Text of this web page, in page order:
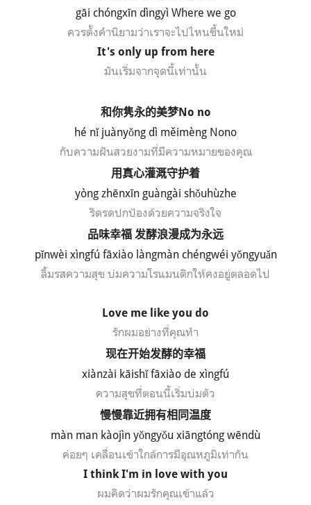
gāi chóngxīn dìngyì Where we go
ควรตั้งคำนิยามว่าเราจะไปไหนขึ้นใหม่
It's only up from here
มันเริ่มจากจุดนี้เท่านั้น
和你隽永的美梦No no
hé nǐ juànyǒng dì měimèng Nono
กับความฝันสวยงามที่มีความหมายของคุณ
用真心灌溉守护着
yòng zhēnxīn guàngài shǒuhùzhe
ริดรดปกป้องด้วยความจริงใจ
品味幸福 发酵浪漫成为永远
pǐnwèi xìngfú fāxiào làngmàn chéngwéi yǒngyuǎn
ลิ้มรสความสุข บ่มความโรแมนติกให้คงอยู่ตลอดไป
Love me like you do
รักผมอย่างที่คุณทำ
现在开始发酵的幸福
xiànzài kāishǐ fāxiào de xìngfú
ความสุขที่ตอนนี้เริ่มบ่มตัว
慢慢靠近拥有相同温度
màn man kàojìn yǒngyǒu xiāngtóng wēndù
ค่อยๆ เคลื่อนเข้าใกล้การมีอุณหภูมิเท่ากัน
I think I'm in love with you
ผมคิดว่าผมรักคุณเข้าแล้ว